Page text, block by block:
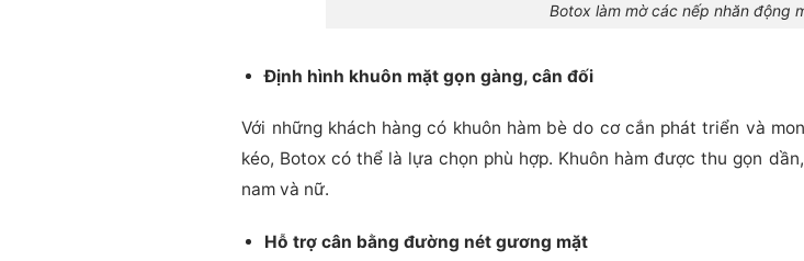
Botox làm mờ các nếp nhăn động
Định hình khuôn mặt gọn gàng, cân đối
Với những khách hàng có khuôn hàm bè do cơ cắn phát triển và
kéo, Botox có thể là lựa chọn phù hợp. Khuôn hàm được thu gọn
nam và nữ.
Hỗ trợ cân bằng đường nét gương mặt